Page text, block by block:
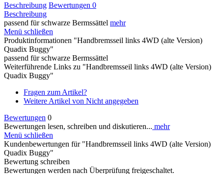
Beschreibung Bewertungen 0
Beschreibung
passend für schwarze Bermssättel mehr
Menü schließen
Produktinformationen "Handbremsseil links 4WD (alte Version)
Quadix Buggy"
passend für schwarze Bermssättel
Weiterführende Links zu "Handbremsseil links 4WD (alte Version)
Quadix Buggy"
Fragen zum Artikel?
Weitere Artikel von Nicht angegeben
Bewertungen 0
Bewertungen lesen, schreiben und diskutieren... mehr
Menü schließen
Kundenbewertungen für "Handbremsseil links 4WD (alte Version)
Quadix Buggy"
Bewertung schreiben
Bewertungen werden nach Überprüfung freigeschaltet.